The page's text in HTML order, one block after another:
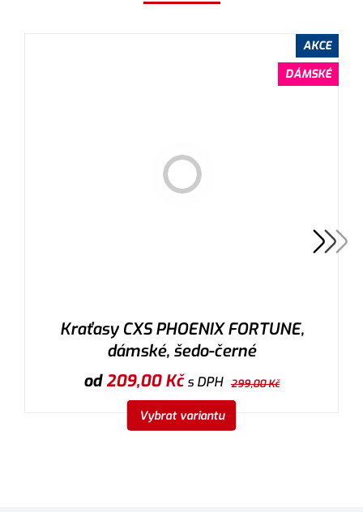
AKCE
DÁMSKÉ
Kraťasy CXS PHOENIX FORTUNE,
dámské, šedo-černé
od209,00Kčs DPH 299,00Kč
Vybrat variantu